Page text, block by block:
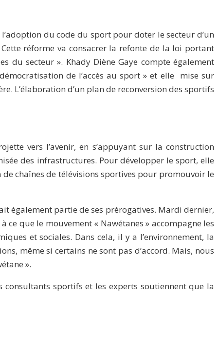
du code du sport pour doter le secteur d’un
réforme va consacrer la refonte de la loi portant
du secteur ». Khady Diène Gaye compte également
de l’accès au sport » et elle mise sur
L’élaboration d’un plan de reconversion des sportifs
vers l’avenir, en s’appuyant sur la construction
des infrastructures. Pour développer le sport, elle
chaînes de télévisions sportives pour promouvoir le
également partie de ses prérogatives. Mardi dernier,
que le mouvement « Nawétanes » accompagne les
et sociales. Dans cela, il y a l’environnement, la
même si certains ne sont pas d’accord. Mais, nous
».
consultants sportifs et les experts soutiennent que la